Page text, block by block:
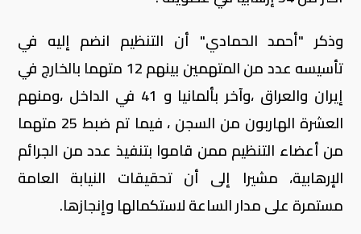
وذكر "أحمد الحمادي" أن التنظيم انضم إليه في
تأسيسه عدد من المتهمين بينهم 12 متهما بالخارج في
إيران والعراق ،وآخر بألمانيا و 41 في الداخل ،ومنهم
العشرة الهاربون من السجن ، فيما تم ضبط 25 متهما
من أعضاء التنظيم ممن قاموا بتنفيذ عدد من الجرائم
الإرهابية، مشيرا إلى أن تحقيقات النيابة العامة
مستمرة على مدار الساعة لاستكمالها وإنجازها.